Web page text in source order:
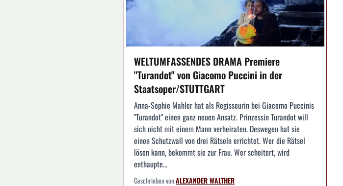
WELTUMFASSENDES DRAMA Premiere
"Turandot" von Giacomo Puccini in der
Staatsoper/STUTTGART
Anna-Sophie Mahler hat als Regisseurin bei Giacomo Puccinis
"Turandot" einen ganz neuen Ansatz. Prinzessin Turandot will
sich nicht mit einem Mann verheiraten. Deswegen hat sie
einen Schutzwall von drei Rätseln errichtet. Wer die Rätsel
lösen kann, bekommt sie zur Frau. Wer scheitert, wird
enthaupte...
Geschrieben vonALEXANDER WALTHER